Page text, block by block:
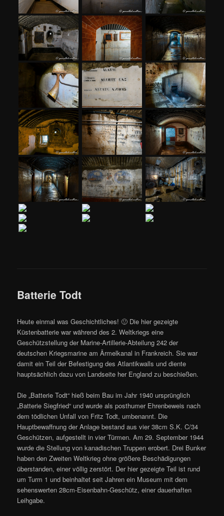
Batterie Todt
Heute einmal was Geschichtliches! 🙂 Die hier gezeigte
Küstenbatterie war während des 2. Weltkriegs eine
Geschützstellung der Marine-Artillerie-Abteilung 242 der
deutschen Kriegsmarine am Ärmelkanal in Frankreich. Sie war
damit ein Teil der Befestigung des Atlantikwalls und diente
hauptsächlich dazu von Landseite her England zu beschießen.
Die „Batterie Todt“ hieß beim Bau im Jahr 1940 ursprünglich
„Batterie Siegfried“ und wurde als posthumer Ehrenbeweis nach
dem tödlichen Unfall von Fritz Todt, umbenannt. Die
Hauptbewaffnung der Anlage bestand aus vier 38cm S.K. C/34
Geschützen, aufgestellt in vier Türmen. Am 29. September 1944
wurde die Stellung von kanadischen Truppen erobert. Drei Bunker
haben den Zweiten Weltkrieg ohne größere Beschädigungen
überstanden, einer völlig zerstört. Der hier gezeigte Teil ist rund
um Turm 1 und beinhaltet seit Jahren ein Museum mit dem
sehenswerten 28cm-Eisenbahn-Geschütz, einer dauerhaften
Leihgabe.